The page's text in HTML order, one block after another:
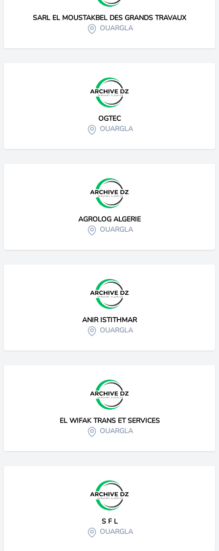
SARL EL MOUSTAKBEL DES GRANDS TRAVAUX
OUARGLA
OGTEC
OUARGLA
AGROLOG ALGERIE
OUARGLA
ANIR ISTITHMAR
OUARGLA
EL WIFAK TRANS ET SERVICES
OUARGLA
S F L
OUARGLA